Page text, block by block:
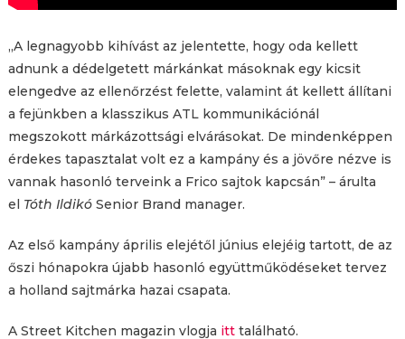
„A legnagyobb kihívást az jelentette, hogy oda kellett
adnunk a dédelgetett márkánkat másoknak egy kicsit
elengedve az ellenőrzést felette, valamint át kellett állítani
a fejünkben a klasszikus ATL kommunikációnál
megszokott márkázottsági elvárásokat. De mindenképpen
érdekes tapasztalat volt ez a kampány és a jövőre nézve is
vannak hasonló terveink a Frico sajtok kapcsán” – árulta
el Tóth Ildikó Senior Brand manager.
Az első kampány április elejétől június elejéig tartott, de az
őszi hónapokra újabb hasonló együttműködéseket tervez
a holland sajtmárka hazai csapata.
A Street Kitchen magazin vlogja itttalálható.